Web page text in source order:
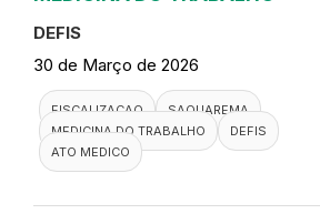
DEFIS
30 de Março de 2026
FISCALIZACAO
SAQUAREMA
MEDICINA DO TRABALHO
DEFIS
ATO MEDICO